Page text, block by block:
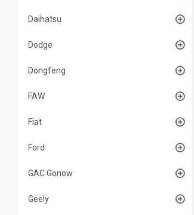
Daihatsu
Dodge
Dongfeng
FAW
Fiat
Ford
GAC Gonow
Geely